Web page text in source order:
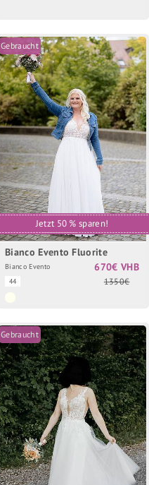
Gebraucht
Jetzt 50 % sparen!
Bianco Evento Fluorite
Bianco Evento
44
670€ VHB
1350€
Gebraucht